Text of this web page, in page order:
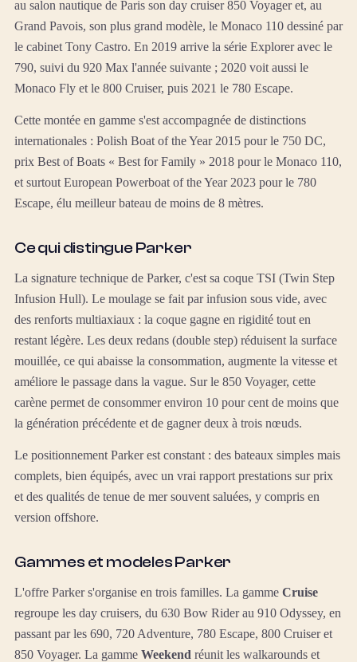
au salon nautique de Paris son day cruiser 850 Voyager et, au
Grand Pavois, son plus grand modèle, le Monaco 110 dessiné par
le cabinet Tony Castro. En 2019 arrive la série Explorer avec le
790, suivi du 920 Max l'année suivante ; 2020 voit aussi le
Monaco Fly et le 800 Cruiser, puis 2021 le 780 Escape.
Cette montée en gamme s'est accompagnée de distinctions
internationales : Polish Boat of the Year 2015 pour le 750 DC,
prix Best of Boats « Best for Family » 2018 pour le Monaco 110,
et surtout European Powerboat of the Year 2023 pour le 780
Escape, élu meilleur bateau de moins de 8 mètres.
Ce qui distingue Parker
La signature technique de Parker, c'est sa coque TSI (Twin Step
Infusion Hull). Le moulage se fait par infusion sous vide, avec
des renforts multiaxiaux : la coque gagne en rigidité tout en
restant légère. Les deux redans (double step) réduisent la surface
mouillée, ce qui abaisse la consommation, augmente la vitesse et
améliore le passage dans la vague. Sur le 850 Voyager, cette
carène permet de consommer environ 10 pour cent de moins que
la génération précédente et de gagner deux à trois nœuds.
Le positionnement Parker est constant : des bateaux simples mais
complets, bien équipés, avec un vrai rapport prestations sur prix
et des qualités de tenue de mer souvent saluées, y compris en
version offshore.
Gammes et modeles Parker
L'offre Parker s'organise en trois familles. La gamme Cruise
regroupe les day cruisers, du 630 Bow Rider au 910 Odyssey, en
passant par les 690, 720 Adventure, 780 Escape, 800 Cruiser et
850 Voyager. La gamme Weekend réunit les walkarounds et